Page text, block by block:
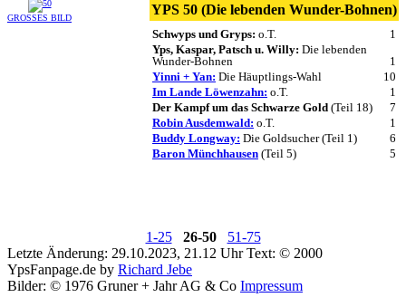
GROSSES BILD
YPS 50 (Die lebenden Wunder-Bohnen)
Schwyps und Gryps: o.T.
1
Yps, Kaspar, Patsch u. Willy: Die lebenden
Wunder-Bohnen
1
Yinni + Yan: Die Häuptlings-Wahl
10
Im Lande Löwenzahn: o.T.
1
Der Kampf um das Schwarze Gold (Teil 18)
7
Robin Ausdemwald: o.T.
1
Buddy Longway: Die Goldsucher (Teil 1)
6
Baron Münchhausen (Teil 5) 5
1-25 26-50
51-75
Letzte Änderung: 29.10.2023, 21.12 Uhr Text: © 2000
YpsFanpage.de by Richard Jebe
Bilder: © 1976 Gruner + Jahr AG & Co Impressum